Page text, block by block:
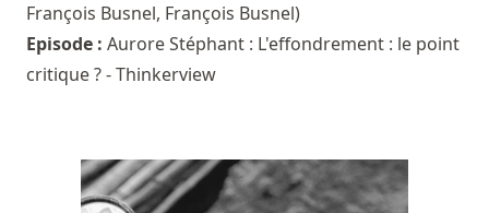
François Busnel, François Busnel)
Episode : Aurore Stéphant : L'effondrement : le point
critique ? - Thinkerview